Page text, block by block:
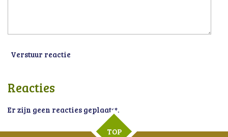
Verstuur reactie
Reacties
Er zijn geen reacties geplaatst.
TOP